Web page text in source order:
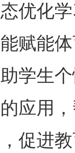
优化
赋能
学生
应用
促进